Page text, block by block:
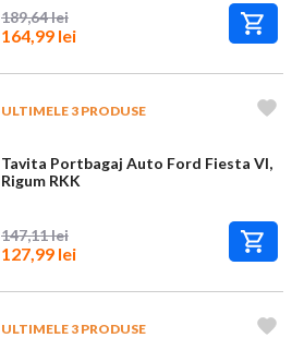
189,64 lei
164,99 lei
ULTIMELE 3 PRODUSE
Tavita Portbagaj Auto Ford Fiesta VI,
Rigum RKK
147,11 lei
127,99 lei
ULTIMELE 3 PRODUSE